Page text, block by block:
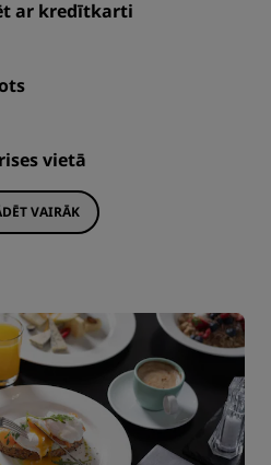
ar kredītkarti
vietā
VAIRĀK